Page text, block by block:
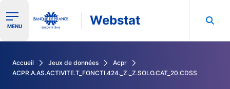
Ouvrir le menu de navigation
MENU Webstat
Accueil Jeux de données
Acpr
ACPR.A.AS.ACTIVITE.T_FONCTI.424._Z._Z.SOLO.CAT_20.CDSS